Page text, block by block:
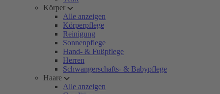
Körper
Alle anzeigen
Körperpflege
Reinigung
Sonnenpflege
Hand- & Fußpflege
Herren
Schwangerschafts- & Babypflege
Haare
Alle anzeigen